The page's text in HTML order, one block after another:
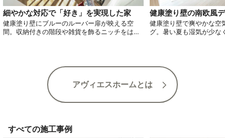
細やかな対応で「好き」を実現した家
健康塗り壁にブルーのルーバー扉が映える空
間。収納付きの階段や雑貨を飾るニッチをはじ
るのだろう」そんな物語を感じさせる。２ 階ホ
ールは寛ぎの場に。窓から望む景色もお気に入
り。家族の気配を感じながら健康塗り壁で健や
かな日々を暮らせる
健康塗り壁の南欧風
健康塗り壁で爽やかな空
グ。暑い夏も湿気が少な
しができるランドリーへ
は面取り施工で優しい
の室内はアーチ状に曲線
やかにゾーニング
アヴィエスホームとは
すべての施工事例